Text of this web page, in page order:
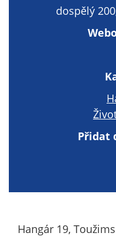
dospělý
Přidat
Hangár 19,